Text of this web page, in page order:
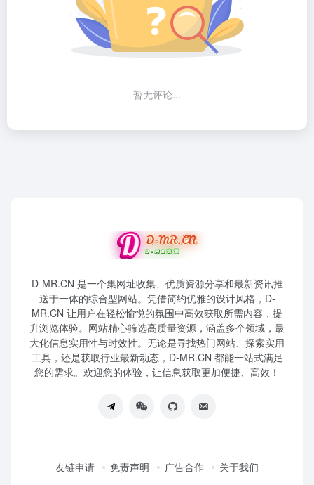
暂无评论...
D-MR.CN 是一个集网址收集、优质资源分享和最新资讯推
送于一体的综合型网站。凭借简约优雅的设计风格，D-
MR.CN 让用户在轻松愉悦的氛围中高效获取所需内容，提
升浏览体验。网站精心筛选高质量资源，涵盖多个领域，最
大化信息实用性与时效性。无论是寻找热门网站、探索实用
工具，还是获取行业最新动态，D-MR.CN 都能一站式满足
您的需求。欢迎您的体验，让信息获取更加便捷、高效！
友链申请 免责声明 广告合作
关于我们